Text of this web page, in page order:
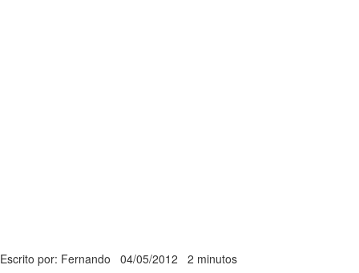
Escrito por: Fernando 04/05/2012 2 minutos